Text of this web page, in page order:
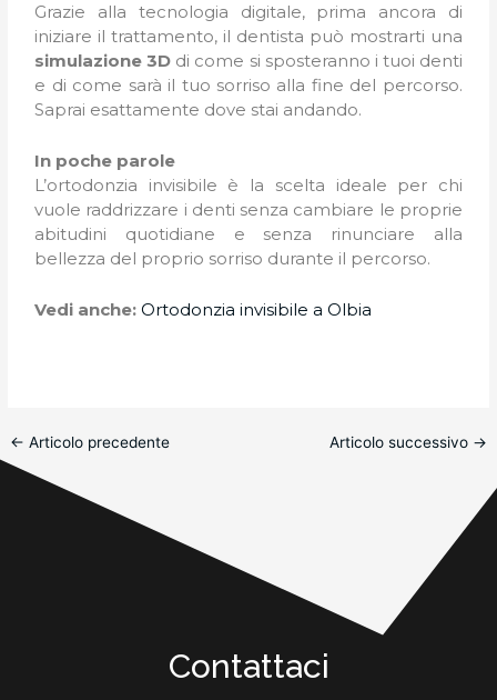
Grazie alla tecnologia digitale, prima ancora di
iniziare il trattamento, il dentista può mostrarti una
simulazione 3D di come si sposteranno i tuoi denti
e di come sarà il tuo sorriso alla fine del percorso.
Saprai esattamente dove stai andando.
In poche parole
L’ortodonzia invisibile è la scelta ideale per chi
vuole raddrizzare i denti senza cambiare le proprie
abitudini quotidiane e senza rinunciare alla
bellezza del proprio sorriso durante il percorso.
Vedi anche: Ortodonzia invisibile a Olbia
← Articolo precedente Articolo successivo →
Contattaci